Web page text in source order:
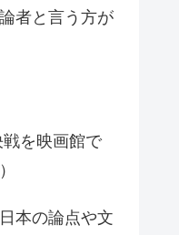
者と言う方が
を映画館で
本の論点や文